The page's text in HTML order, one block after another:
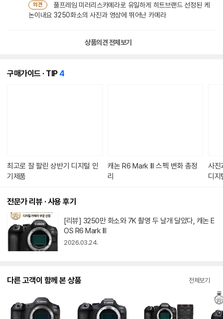
의견
풀프레임 미러리스카메라로 유일하게 히트브랜드 선정된 케
논이내요 3250화소의 사진과 영상에 뛰어난 카메라
상품의견 전체보기
구매가이드 · TIP 4개
최고로 잘 팔린 상반기 디지털 인
기제품
캐논 R6 Mark III 스펙 변화 총정
리
사진
디
전문가 리뷰 · 사용 후기
[리뷰] 3250만 화소와 7K 촬영 두 날개 달았다, 캐논 E
OS R6 Mark III
2026.03.24.
다른 고객이 함께 본 상품 전체보기